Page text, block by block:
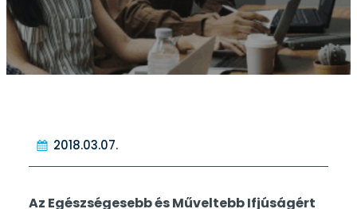
2018.03.07.
Az Egészségesebb és Műveltebb Ifjúságért